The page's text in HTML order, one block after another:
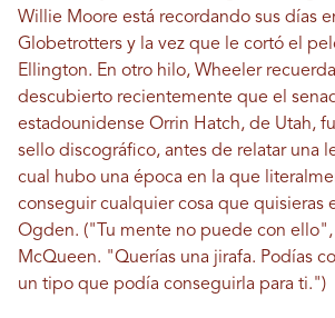
Willie Moore está recordando sus días
Globetrotters y la vez que le cortó el
Ellington. En otro hilo, Wheeler
descubierto recientemente que el
estadounidense Orrin Hatch, de Utah,
sello discográfico, antes de relatar una
cual hubo una época en la que
conseguir cualquier cosa que quisieras
Ogden. ("Tu mente no puede con ello",
McQueen. "Querías una jirafa. Podías
un tipo que podía conseguirla para ti.")